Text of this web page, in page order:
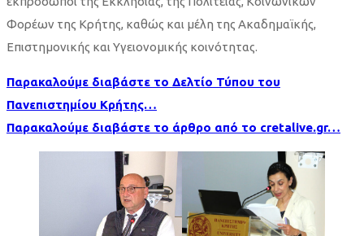
Φορέων της Κρήτης, καθώς και μέλη της Ακαδημαϊκής,
Επιστημονικής και Υγειονομικής κοινότητας.
Παρακαλούμε διαβάστε τo Δελτίο Τύπου του
Πανεπιστημίου Κρήτης…
Παρακαλούμε διαβάστε τo άρθρο από το cretalive.gr…